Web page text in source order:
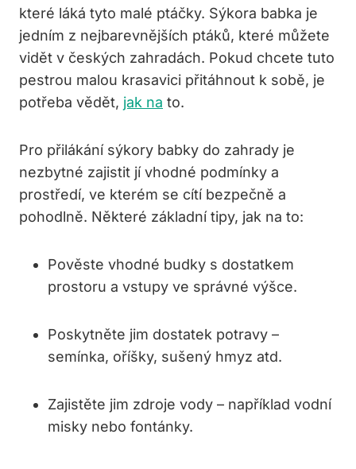
které láká tyto malé ptáčky. Sýkora babka je
jedním z nejbarevnějších ptáků, které můžete
vidět v českých zahradách. Pokud chcete tuto
pestrou malou krasavici přitáhnout k sobě, je
potřeba vědět, jak na to.
Pro přilákání sýkory babky do zahrady je
nezbytné zajistit jí vhodné podmínky a
prostředí, ve kterém se cítí bezpečně a
pohodlně. Některé základní tipy, jak na to:
Pověste vhodné budky s dostatkem
prostoru a vstupy ve správné výšce.
Poskytněte jim dostatek potravy –
semínka, oříšky, sušený hmyz atd.
Zajistěte jim zdroje vody – například vodní
misky nebo fontánky.